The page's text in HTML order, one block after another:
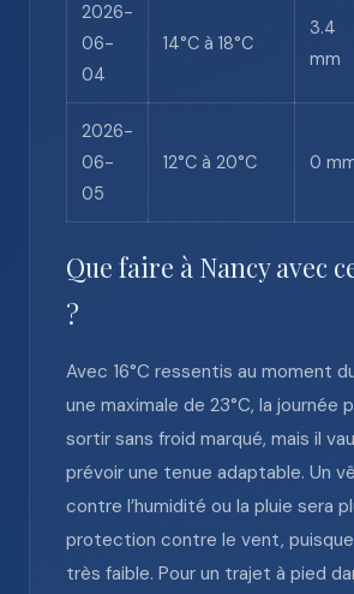
2026-
06-
04
14°C à 18°C
3.4
mm
2026-
06-
05
12°C à 20°C 0
Que faire à Nancy avec
?
Avec 16°C ressentis au moment
une maximale de 23°C, la journée
sortir sans froid marqué, mais il
prévoir une tenue adaptable. Un
contre l’humidité ou la pluie sera
protection contre le vent,
très faible. Pour un trajet à pied